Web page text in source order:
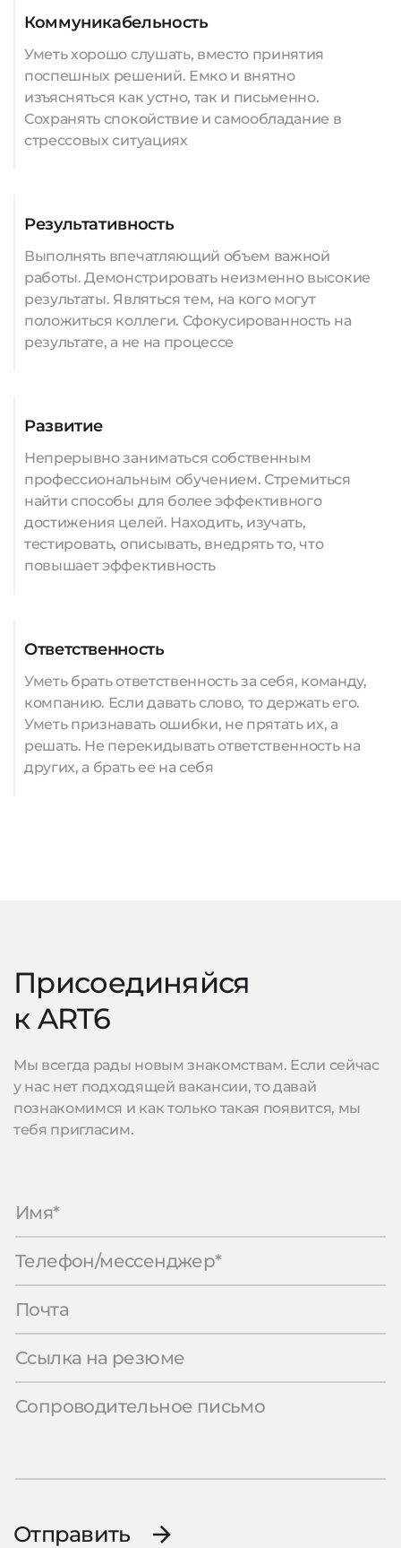
Коммуникабельность
Уметь хорошо слушать, вместо принятия
поспешных решений. Емко и внятно
изъясняться как устно, так и письменно.
Сохранять спокойствие и самообладание в
стрессовых ситуациях
Результативность
Выполнять впечатляющий объем важной
работы. Демонстрировать неизменно высокие
результаты. Являться тем, на кого могут
положиться коллеги. Сфокусированность на
результате, а не на процессе
Развитие
Непрерывно заниматься собственным
профессиональным обучением. Стремиться
найти способы для более эффективного
достижения целей. Находить, изучать,
тестировать, описывать, внедрять то, что
повышает эффективность
Ответственность
Уметь брать ответственность за себя, команду,
компанию. Если давать слово, то держать его.
Уметь признавать ошибки, не прятать их, а
решать. Не перекидывать ответственность на
других, а брать ее на себя
Присоединяйся
к ART6
Мы всегда рады новым знакомствам. Если сейчас
у нас нет подходящей вакансии, то давай
познакомимся и как только такая появится, мы
тебя пригласим.
Отправить